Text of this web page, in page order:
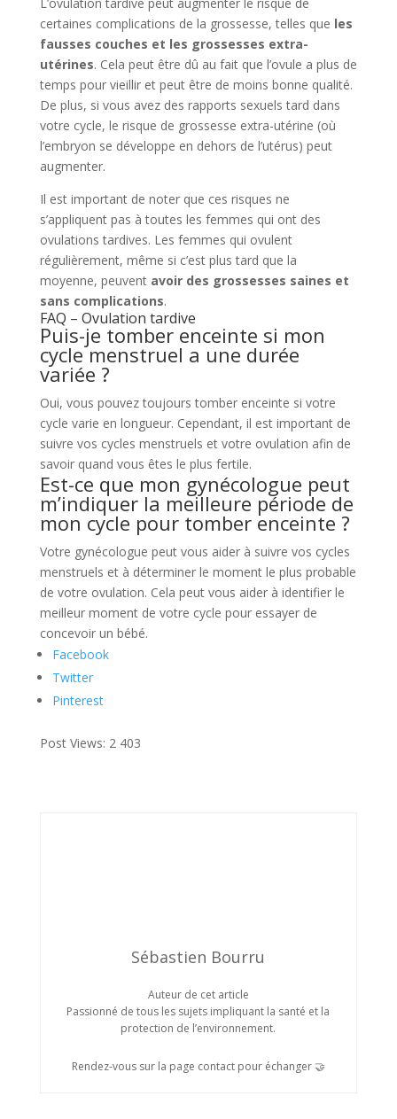
certaines complications de la grossesse, telles que les
fausses couches et les grossesses extra-
utérines. Cela peut être dû au fait que l’ovule a plus de
temps pour vieillir et peut être de moins bonne qualité.
De plus, si vous avez des rapports sexuels tard dans
votre cycle, le risque de grossesse extra-utérine (où
l’embryon se développe en dehors de l’utérus) peut
augmenter.
Il est important de noter que ces risques ne
s’appliquent pas à toutes les femmes qui ont des
ovulations tardives. Les femmes qui ovulent
régulièrement, même si c’est plus tard que la
moyenne, peuvent avoir des grossesses saines et
sans complications.
FAQ – Ovulation tardive
Puis-je tomber enceinte si mon
cycle menstruel a une durée
variée ?
Oui, vous pouvez toujours tomber enceinte si votre
cycle varie en longueur. Cependant, il est important de
suivre vos cycles menstruels et votre ovulation afin de
savoir quand vous êtes le plus fertile.
Est-ce que mon gynécologue peut
m’indiquer la meilleure période de
mon cycle pour tomber enceinte ?
Votre gynécologue peut vous aider à suivre vos cycles
menstruels et à déterminer le moment le plus probable
de votre ovulation. Cela peut vous aider à identifier le
meilleur moment de votre cycle pour essayer de
concevoir un bébé.
Facebook
Twitter
Pinterest
Post Views: 2 403
Sébastien Bourru
Auteur de cet article
Passionné de tous les sujets impliquant la santé et la
protection de l’environnement.
Rendez-vous sur la page contact pour échanger 🤝